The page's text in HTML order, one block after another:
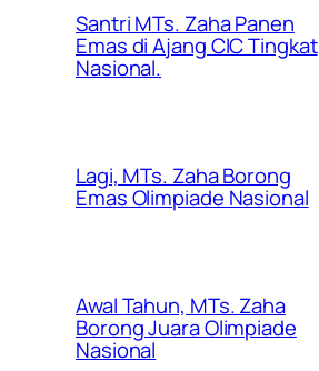
Santri MTs. Zaha Panen
Emas di Ajang CIC Tingkat
Nasional.
Lagi, MTs. Zaha Borong
Emas Olimpiade Nasional
Awal Tahun, MTs. Zaha
Borong Juara Olimpiade
Nasional